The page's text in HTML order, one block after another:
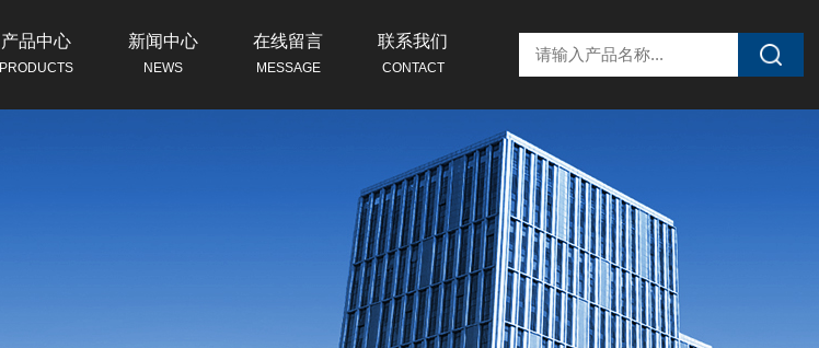
产品中心
PRODUCTS
新闻中心
NEWS
在线留言
MESSAGE
联系我们
CONTACT